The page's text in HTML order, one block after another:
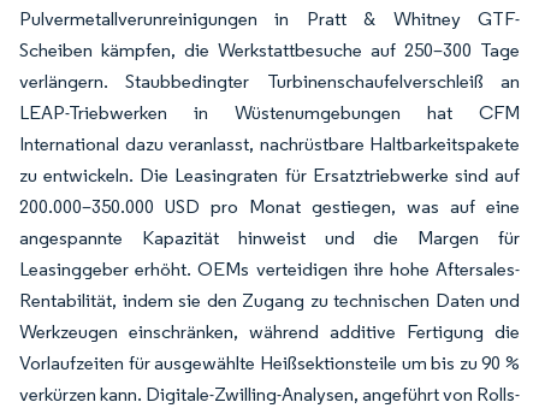
Pulvermetallverunreinigungen in Pratt & Whitney GTF-
Scheiben kämpfen, die Werkstattbesuche auf 250–300 Tage
verlängern. Staubbedingter Turbinenschaufelverschleiß an
LEAP-Triebwerken in Wüstenumgebungen hat CFM
International dazu veranlasst, nachrüstbare Haltbarkeitspakete
zu entwickeln. Die Leasingraten für Ersatztriebwerke sind auf
200.000–350.000 USD pro Monat gestiegen, was auf eine
angespannte Kapazität hinweist und die Margen für
Leasinggeber erhöht. OEMs verteidigen ihre hohe Aftersales-
Rentabilität, indem sie den Zugang zu technischen Daten und
Werkzeugen einschränken, während additive Fertigung die
Vorlaufzeiten für ausgewählte Heißsektionsteile um bis zu 90 %
verkürzen kann. Digitale-Zwilling-Analysen, angeführt von Rolls-